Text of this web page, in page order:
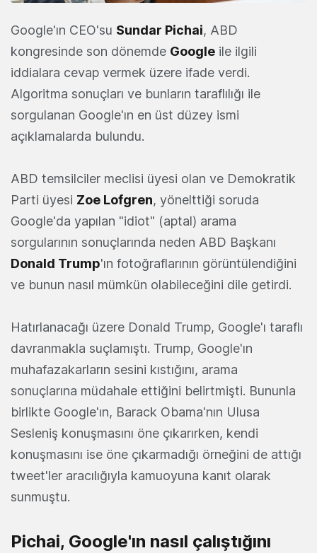
Google'ın CEO'su Sundar Pichai, ABD
kongresinde son dönemde Google ile ilgili
iddialara cevap vermek üzere ifade verdi.
Algoritma sonuçları ve bunların taraflılığı ile
sorgulanan Google'ın en üst düzey ismi
açıklamalarda bulundu.
ABD temsilciler meclisi üyesi olan ve Demokratik
Parti üyesi Zoe Lofgren, yönelttiği soruda
Google'da yapılan "idiot" (aptal) arama
sorgularının sonuçlarında neden ABD Başkanı
Donald Trump'ın fotoğraflarının görüntülendiğini
ve bunun nasıl mümkün olabileceğini dile getirdi.
Hatırlanacağı üzere Donald Trump, Google'ı taraflı
davranmakla suçlamıştı. Trump, Google'ın
muhafazakarların sesini kıstığını, arama
sonuçlarına müdahale ettiğini belirtmişti. Bununla
birlikte Google'ın, Barack Obama'nın Ulusa
Sesleniş konuşmasını öne çıkarırken, kendi
konuşmasını ise öne çıkarmadığı örneğini de attığı
tweet'ler aracılığıyla kamuoyuna kanıt olarak
sunmuştu.
Pichai, Google'ın nasıl çalıştığını